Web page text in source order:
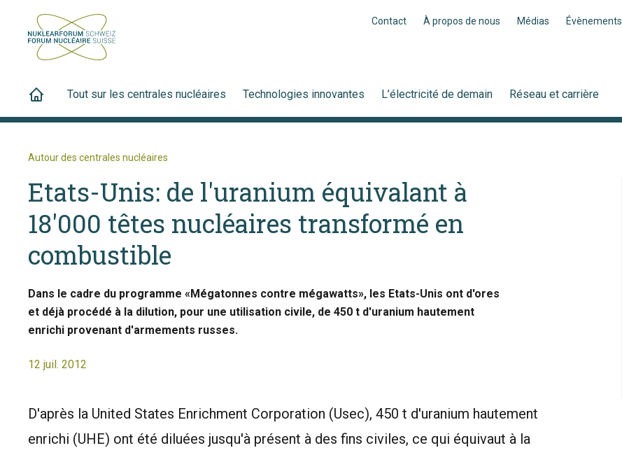
Contact À propos de nous Médias Évènements
Tout sur les centrales nucléaires Technologies innovantes L’électricité de demain Réseau et carrière
Autour des centrales nucléaires
Etats-Unis: de l'uranium équivalant à
18'000 têtes nucléaires transformé en
combustible
Dans le cadre du programme «Mégatonnes contre mégawatts», les Etats-Unis ont d'ores
et déjà procédé à la dilution, pour une utilisation civile, de 450 t d'uranium hautement
enrichi provenant d'armements russes.
12 juil. 2012
D'après la United States Enrichment Corporation (Usec), 450 t d'uranium hautement
enrichi (UHE) ont été diluées jusqu'à présent à des fins civiles, ce qui équivaut à la